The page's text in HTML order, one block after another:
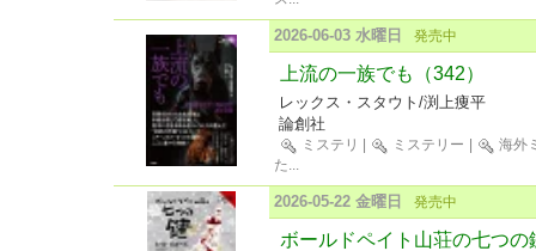
2026-06-03 水曜日 発売中
上流の一族でも（342）
レックス・スタウト/渕上痩平
論創社
ミステリ ミステリー
海外
た...
2026-05-22 金曜日 発売中
ボールドペイト山荘の七つの